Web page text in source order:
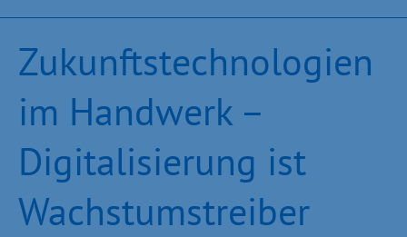
Zukunftstechnologien
im Handwerk –
Digitalisierung ist
Wachstumstreiber